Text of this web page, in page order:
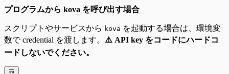
プログラムから kova を呼び出す場合
スクリプトやサービスから kova を起動する場合は、環境変
数で credential を渡します。 ⚠️ API key をコードにハードコ
ードしないでください。